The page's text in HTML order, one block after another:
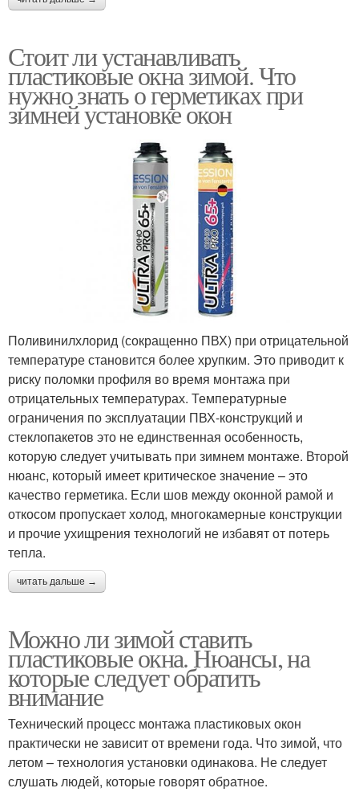
Стоит ли устанавливать
пластиковые окна зимой. Что
нужно знать о герметиках при
зимней установке окон
Поливинилхлорид (сокращенно ПВХ) при отрицательной
температуре становится более хрупким. Это приводит к
риску поломки профиля во время монтажа при
отрицательных температурах. Температурные
ограничения по эксплуатации ПВХ-конструкций и
стеклопакетов это не единственная особенность,
которую следует учитывать при зимнем монтаже. Второй
нюанс, который имеет критическое значение – это
качество герметика. Если шов между оконной рамой и
откосом пропускает холод, многокамерные конструкции
и прочие ухищрения технологий не избавят от потерь
тепла.
читать дальше →
Можно ли зимой ставить
пластиковые окна. Нюансы, на
которые следует обратить
внимание
Технический процесс монтажа пластиковых окон
практически не зависит от времени года. Что зимой, что
летом – технология установки одинакова. Не следует
слушать людей, которые говорят обратное.